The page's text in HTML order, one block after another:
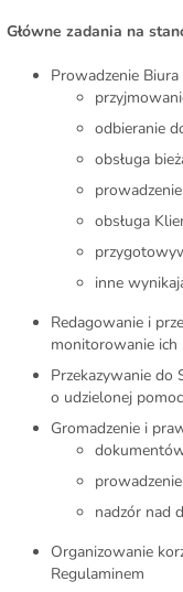
Główne zadania na
Prowadzenie
odbieranie
obsługa
obsługa
inne
Redagowanie i
monitorowanie ich
Przekazywanie do
o udzielonej
Gromadzenie i
nadzór nad
Organizowanie
Regulaminem